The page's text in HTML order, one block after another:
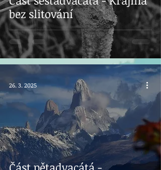
bez slitování
Část pětadvacátá -
26. 3. 2025